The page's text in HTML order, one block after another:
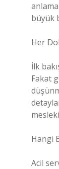
büyük
Her
İlk
Fakat
Hangi
Acil